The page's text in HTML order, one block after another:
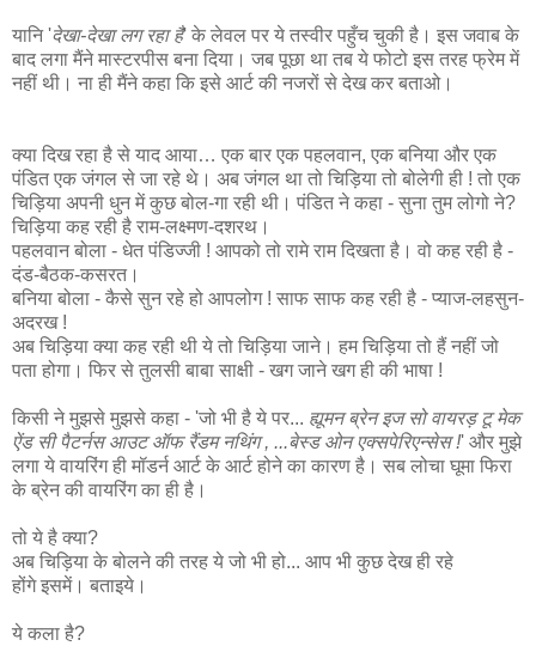
यानि 'देखा-देखा लग रहा है' के लेवल पर ये तस्वीर पहुँच चुकी है। इस जवाब के
बाद लगा मैंने मास्टरपीस बना दिया। जब पूछा था तब ये फोटो इस तरह फ्रेम में
नहीं थी। ना ही मैंने कहा कि इसे आर्ट की नजरों से देख कर बताओ।
क्या दिख रहा है से याद आया… एक बार एक पहलवान, एक बनिया और एक
पंडित एक जंगल से जा रहे थे। अब जंगल था तो चिड़िया तो बोलेगी ही ! तो एक
चिड़िया अपनी धुन में कुछ बोल-गा रही थी। पंडित ने कहा - सुना तुम लोगो ने?
चिड़िया कह रही है राम-लक्ष्मण-दशरथ।
पहलवान बोला - धेत पंडिज्जी ! आपको तो रामे राम दिखता है। वो कह रही है -
दंड-बैठक-कसरत।
बनिया बोला - कैसे सुन रहे हो आपलोग ! साफ साफ कह रही है - प्याज-लहसुन-
अदरख !
अब चिड़िया क्या कह रही थी ये तो चिड़िया जाने। हम चिड़िया तो हैं नहीं जो
पता होगा। फिर से तुलसी बाबा साक्षी - खग जाने खग ही की भाषा !
किसी ने मुझसे मुझसे कहा - 'जो भी है ये पर... ह्यूमन ब्रेन इज सो वायरड़ टू मेक
ऐंड सी पैटर्नस आउट ऑफ रैंडम नथिंग , ...बेस्ड ओन एक्सपेरिएन्सेस !' और मुझे
लगा ये वायरिंग ही मॉडर्न आर्ट के आर्ट होने का कारण है। सब लोचा घूमा फिरा
के ब्रेन की वायरिंग का ही है।
तो ये है क्या?
अब चिड़िया के बोलने की तरह ये जो भी हो... आप भी कुछ देख ही रहे
होंगे इसमें। बताइये।
ये कला है?